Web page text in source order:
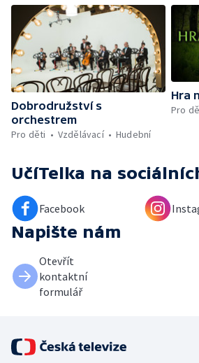
Dobrodružství s
orchestrem
Pro děti
Vzdělávací Hudební
Hra
Pro
UčíTelka na
Facebook
Napište nám
Otevřít
kontaktní
formulář